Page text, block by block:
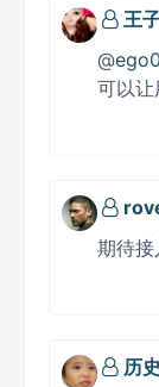
王
@
可以让
期待接
历